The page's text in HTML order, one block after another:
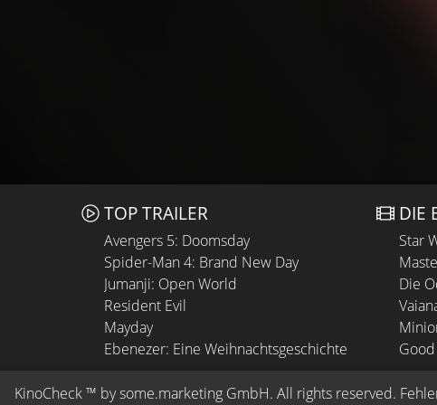
TOP TRAILER
Avengers 5: Doomsday
Spider-Man 4: Brand New Day
Jumanji: Open World
Resident Evil
Mayday
Ebenezer: Eine Weihnachtsgeschichte
DIE
Star
Die
KinoCheck ™ by some.marketing GmbH. All rights reserved.